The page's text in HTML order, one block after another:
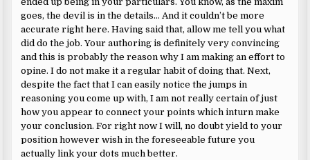
goes, the devil is in the details… And it couldn’t be more
accurate right here. Having said that, allow me tell you what
did do the job. Your authoring is definitely very convincing
and this is probably the reason why I am making an effort to
opine. I do not make it a regular habit of doing that. Next,
despite the fact that I can easily notice the jumps in
reasoning you come up with, I am not really certain of just
how you appear to connect your points which inturn make
your conclusion. For right now I will, no doubt yield to your
position however wish in the foreseeable future you
actually link your dots much better.